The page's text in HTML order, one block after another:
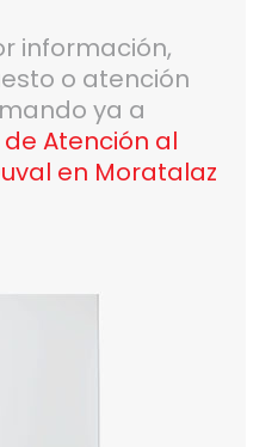
información,
o atención
ya a
Atención al
en Moratalaz